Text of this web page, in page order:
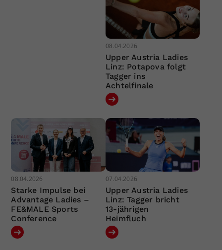
08.04.2026
Upper Austria Ladies
Linz: Potapova folgt
Tagger ins
Achtelfinale
08.04.2026
Starke Impulse bei
Advantage Ladies –
FE&MALE Sports
Conference
07.04.2026
Upper Austria Ladies
Linz: Tagger bricht
13-jährigen
Heimfluch